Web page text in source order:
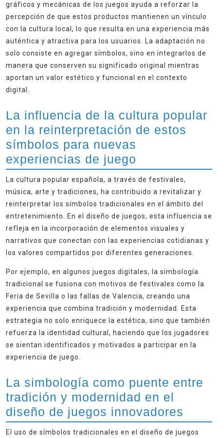
gráficos y mecánicas de los juegos ayuda a reforzar la
percepción de que estos productos mantienen un vínculo
con la cultura local, lo que resulta en una experiencia más
auténtica y atractiva para los usuarios. La adaptación no
solo consiste en agregar símbolos, sino en integrarlos de
manera que conserven su significado original mientras
aportan un valor estético y funcional en el contexto
digital.
La influencia de la cultura popular
en la reinterpretación de estos
símbolos para nuevas
experiencias de juego
La cultura popular española, a través de festivales,
música, arte y tradiciones, ha contribuido a revitalizar y
reinterpretar los símbolos tradicionales en el ámbito del
entretenimiento. En el diseño de juegos, esta influencia se
refleja en la incorporación de elementos visuales y
narrativos que conectan con las experiencias cotidianas y
los valores compartidos por diferentes generaciones.
Por ejemplo, en algunos juegos digitales, la simbología
tradicional se fusiona con motivos de festivales como la
Feria de Sevilla o las fallas de Valencia, creando una
experiencia que combina tradición y modernidad. Esta
estrategia no solo enriquece la estética, sino que también
refuerza la identidad cultural, haciendo que los jugadores
se sientan identificados y motivados a participar en la
experiencia de juego.
La simbología como puente entre
tradición y modernidad en el
diseño de juegos innovadores
El uso de símbolos tradicionales en el diseño de juegos